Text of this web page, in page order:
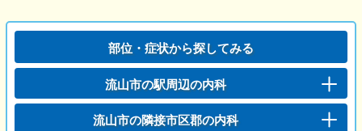
部位・症状から探してみる
流山市の駅周辺の内科
流山市の隣接市区郡の内科